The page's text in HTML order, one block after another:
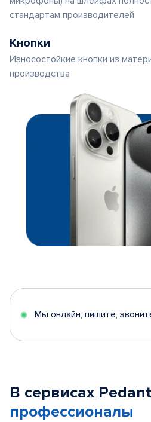
стандартам производителей
Кнопки
Износостойкие кнопки из
производства
Мы онлайн, пишите,
В сервисах
профессионалы